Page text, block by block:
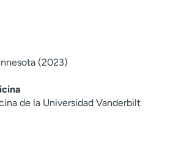
(2023)
de la Universidad Vanderbilt